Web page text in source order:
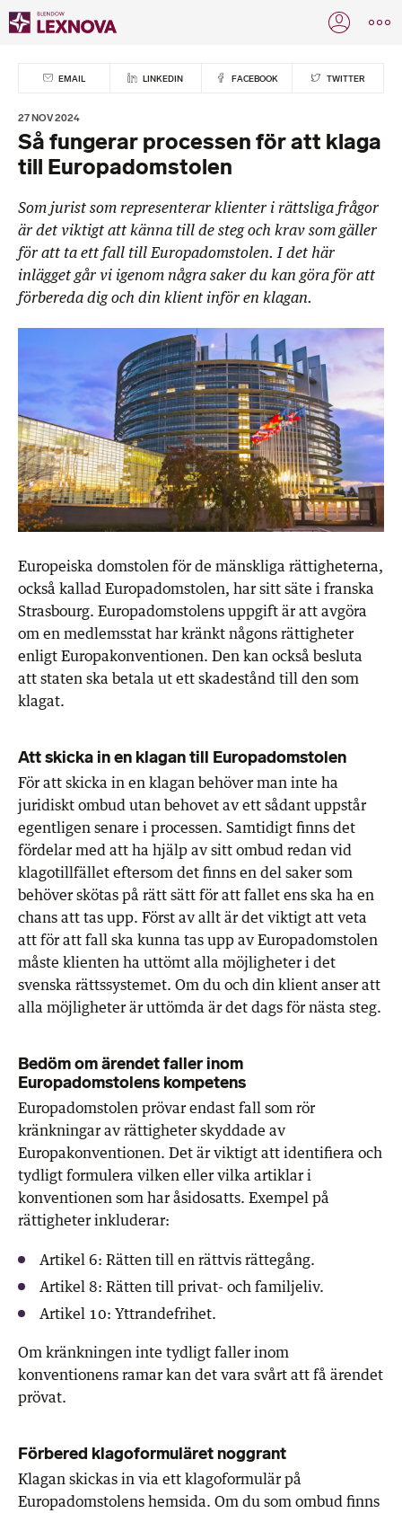
EMAIL LINKEDIN FACEBOOK TWITTER
27 NOV 2024
Så fungerar processen för att klaga
till Europadomstolen
Som jurist som representerar klienter i rättsliga frågor
är det viktigt att känna till de steg och krav som gäller
för att ta ett fall till Europadomstolen. I det här
inlägget går vi igenom några saker du kan göra för att
förbereda dig och din klient inför en klagan.
Europeiska domstolen för de mänskliga rättigheterna,
också kallad Europadomstolen, har sitt säte i franska
Strasbourg. Europadomstolens uppgift är att avgöra
om en medlemsstat har kränkt någons rättigheter
enligt Europakonventionen. Den kan också besluta
att staten ska betala ut ett skadestånd till den som
klagat.
Att skicka in en klagan till Europadomstolen
För att skicka in en klagan behöver man inte ha
juridiskt ombud utan behovet av ett sådant uppstår
egentligen senare i processen. Samtidigt finns det
fördelar med att ha hjälp av sitt ombud redan vid
klagotillfället eftersom det finns en del saker som
behöver skötas på rätt sätt för att fallet ens ska ha en
chans att tas upp. Först av allt är det viktigt att veta
att för att fall ska kunna tas upp av Europadomstolen
måste klienten ha uttömt alla möjligheter i det
svenska rättssystemet. Om du och din klient anser att
alla möjligheter är uttömda är det dags för nästa steg.
Bedöm om ärendet faller inom
Europadomstolens kompetens
Europadomstolen prövar endast fall som rör
kränkningar av rättigheter skyddade av
Europakonventionen. Det är viktigt att identifiera och
tydligt formulera vilken eller vilka artiklar i
konventionen som har åsidosatts. Exempel på
rättigheter inkluderar:
Artikel 6: Rätten till en rättvis rättegång.
Artikel 8: Rätten till privat- och familjeliv.
Artikel 10: Yttrandefrihet.
Om kränkningen inte tydligt faller inom
konventionens ramar kan det vara svårt att få ärendet
prövat.
Förbered klagoformuläret noggrant
Klagan skickas in via ett klagoformulär på
Europadomstolens hemsida. Om du som ombud finns